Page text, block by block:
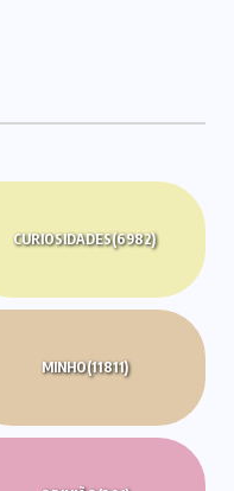
CURIOSIDADES(6982)
MINHO(11811)